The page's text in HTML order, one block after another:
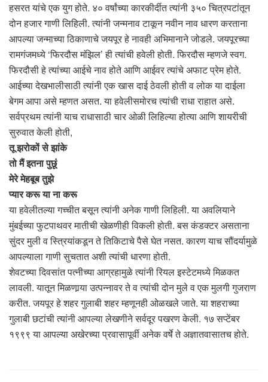
हसरत यांचे एक युग होते. ४० वर्षांच्या कारकीर्दीत त्यांनी ३५० चित्रपटांतून
दोन हजार गाणी लिहिली. त्यांनी जन्मनाव टाकून नवीन नाव धारण करताना
आपल्या जन्माच्या ठिकाणाचे जयपूर हे नावही अभिमानाने जोडले. जयपूरच्या
रामगंजमध्ये ‘फिरदौस मंझिल’ ही त्यांची हवेली होती. फिरदौस म्हणजे स्वग.
फिरदौसी हे त्यांच्या आईचे नाव होते आणि आईवर त्यांचे अफाट प्रेम होते.
आईच्या देखभालीसाठी त्यांनी एक खास दाई ठेवली होती व लोक या दाईला
बेगम आपा असे म्हणत असत. या हवेलीसमोरच त्यांची राधा राहात असे.
सर्वप्रथम त्यांनी याच राधासाठी चार ओळी लिहिल्या होत्या आणि शायरीची
सुरुवात केली होती,
तू झरोकों से झांके
तो मैं इतना पुछूं
मेरे मेहबूब तुझे
प्यार करू या ना करू
या हवेलीतल्या गच्चीत बसून त्यांनी अनेक गाणी लिहिली. या अवलियाने
मुंबईच्या फुटपाथवर मातीची खेळणीही विकली होती. बस कंडक्टर असताना
सुंदर मुली व स्त्रियांकडून ते तिकिटाचे पैसे घेत नसत. कारण याच सौंदर्यामुळे
आपल्याला गाणी सुचतात अशी त्यांची धारणा होती.
शेवटच्या दिवसांत पत्नीच्या आग्रहामुळे त्यांनी रियल इस्टेटमध्ये मिळकत
लावली. यातून मिळणार्‍या उत्पन्नावर ते व त्यांची दोन मुले व एक मुलगी गुजराण
करीत. जयपूर हे शहर गुलाबी शहर म्हणूनही ओळखले जाते. या शहराच्या
गुलाबी छटांची त्यांनी आपल्या लेखणीने सर्वदूर पखरण केली. १७ सप्टेंबर
१९९९ या आपल्या अखेरच्या प्रवासापूर्वी अनेक वर्षे ते अज्ञातवासातच होते.